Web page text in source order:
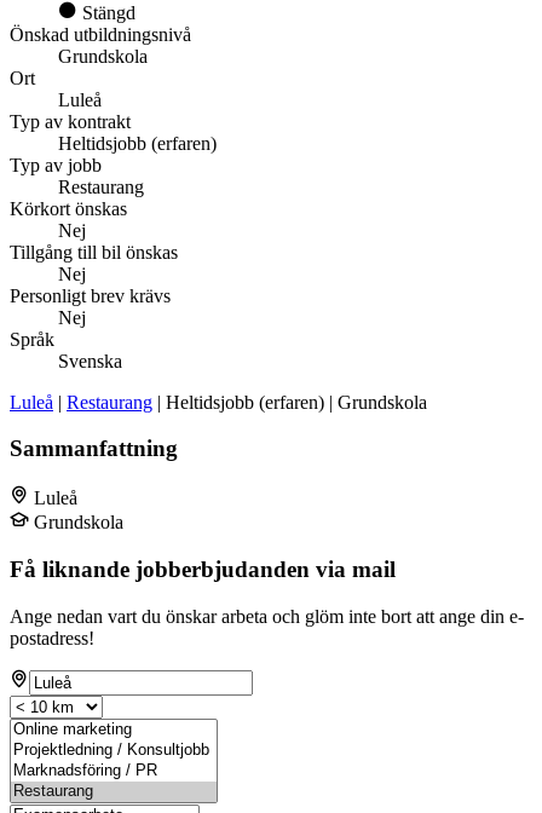
Stängd
Önskad utbildningsnivå
Grundskola
Ort
Luleå
Typ av kontrakt
Heltidsjobb (erfaren)
Typ av jobb
Restaurang
Körkort önskas
Nej
Tillgång till bil önskas
Nej
Personligt brev krävs
Nej
Språk
Svenska
Luleå | Restaurang | Heltidsjobb (erfaren) | Grundskola
Sammanfattning
Luleå
Grundskola
Få liknande jobberbjudanden via mail
Ange nedan vart du önskar arbeta och glöm inte bort att ange din e-
postadress!